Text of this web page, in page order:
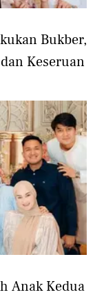
Bukber,
Keseruan
Anak Kedua